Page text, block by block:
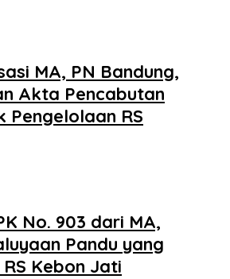
MA, PN Bandung,
Akta Pencabutan
Pengelolaan RS
No. 903 dari MA,
Pandu yang
Kebon Jati